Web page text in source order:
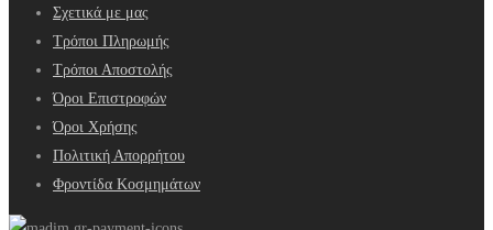
Σχετικά με μας
Τρόποι Πληρωμής
Τρόποι Αποστολής
Όροι Επιστροφών
Όροι Χρήσης
Πολιτική Απορρήτου
Φροντίδα Κοσμημάτων